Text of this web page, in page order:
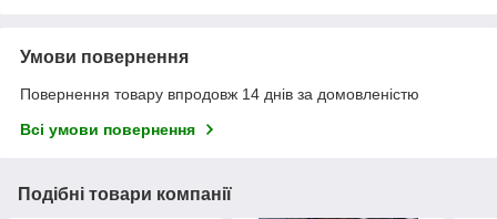
Умови повернення
Повернення товару впродовж 14 днів за домовленістю
Всі умови повернення
Подібні товари компанії